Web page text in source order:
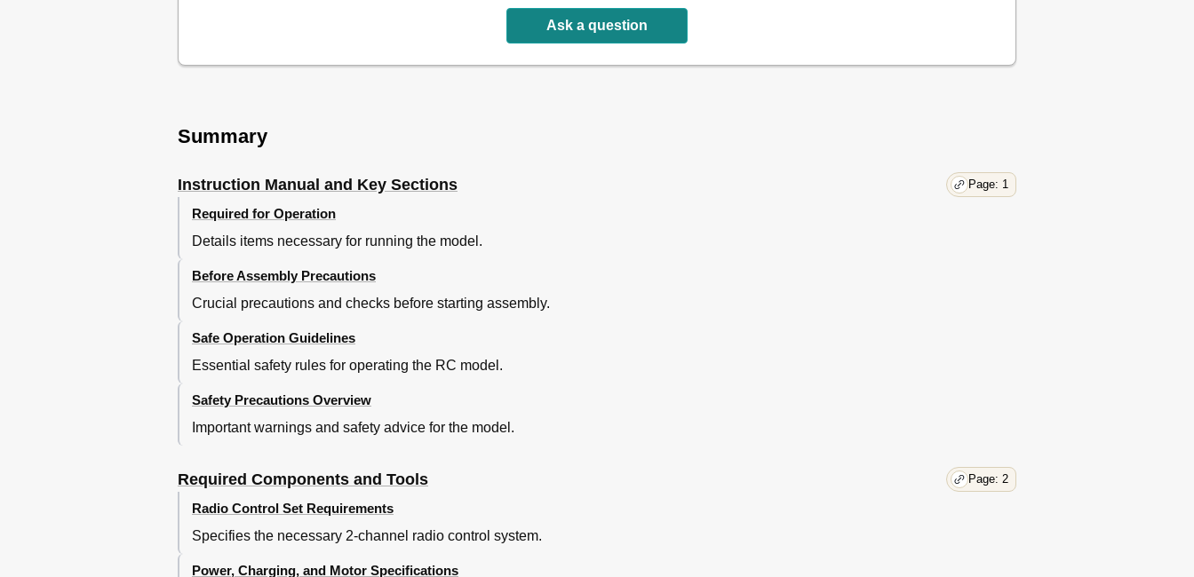
Ask a question
Summary
Instruction Manual and Key Sections Page: 1
Required for Operation
Details items necessary for running the model.
Before Assembly Precautions
Crucial precautions and checks before starting assembly.
Safe Operation Guidelines
Essential safety rules for operating the RC model.
Safety Precautions Overview
Important warnings and safety advice for the model.
Required Components and Tools Page: 2
Radio Control Set Requirements
Specifies the necessary 2-channel radio control system.
Power, Charging, and Motor Specifications